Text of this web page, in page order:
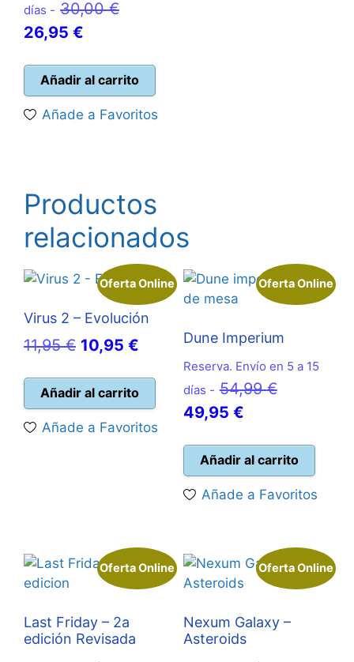
días - 30,00€El
era:
30,00 €.
26,95 €
actual
es:
26,95 €.
Añadir al carrito
Añade a Favoritos
Productos
relacionados
Oferta Online
Virus 2 – Evolución
11,95€ El
original
era:
11,95 €.
10,95 €
precio
actual
es:
10,95 €.
Añadir al carrito
Añade a Favoritos
Oferta Online
Dune Imperium
Reserva. Envío en 5 a 15
días - 54,99€El
era:
54,99 €.
49,95 €El
actual
es:
49,95 €.
Añadir al carrito
Añade a Favoritos
Oferta Online
Last Friday – 2a
edición Revisada
Oferta Online
Nexum Galaxy –
Asteroids